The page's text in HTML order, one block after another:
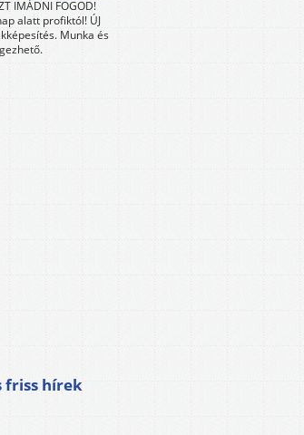
IMÁDNI FOGOD!
alatt profiktól! ÚJ
Munka és
friss hírek